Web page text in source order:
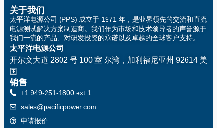
关于我们
太平洋电源公司 (PPS) 成立于 1971 年，是业界领先的交流和直流
电源测试解决方案制造商。我们作为市场和技术领导者的声誉源于
我们一流的产品、对研发投资的承诺以及卓越的全球客户支持。
太平洋电源公司
开尔文大道 2802 号 100 室 尔湾，加利福尼亚州 92614 美
国
销售
+1 949-251-1800 ext.1
sales@pacificpower.com
申请报价